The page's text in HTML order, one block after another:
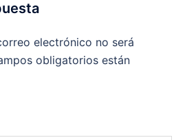
electrónico no será
obligatorios están